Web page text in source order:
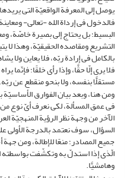
یوصل إلى المعرفة الواقعیّة التی
فالدخول فی إرداة الله -تعالى-
البسیط؛ بل یحتاج إلى بصیرة خاصّة،
التشریع ومقاصده الحقیقیّة، وهذا
بالکامل فی إرادة ربّه، فلا یعاین ولا
فلا یرى إلّا حقًّا، وإذا رأى خلقًا؛
مستقلًّا بنفسه، ولا بنحو منقطع عن ربّه.
ومن هنا، وبعد بیان الفوارق
فی عمق المسألة، لکی نعرف أیّ نوع
الآخر من وجهة نظر الرؤیة المنهجیّة
السؤال، سوف نعتمد بالدرجة الأولى
جمیع المصادر؛ منعًا للإطالة، ومن
الّذی إذا استدلّ به وتکشّفت بواسطته
وهامشیًّا.